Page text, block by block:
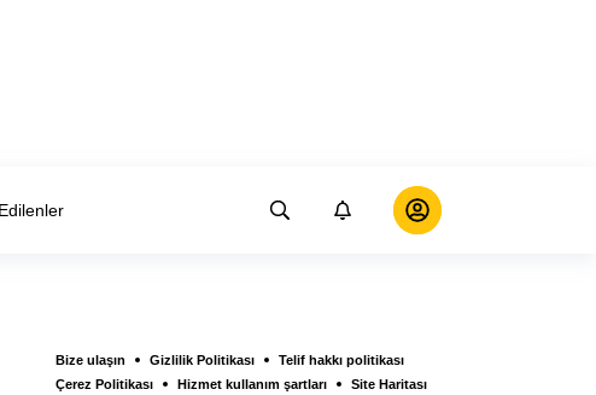
Bize ulaşın Gizlilik Politikası
Telif hakkı politikası
Çerez Politikası
Hizmet kullanım şartları
Site Haritası